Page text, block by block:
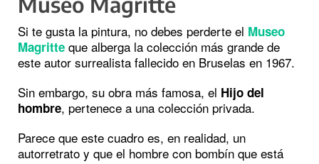
Si te gusta la pintura, no debes perderte el Museo
Magritte que alberga la colección más grande de
este autor surrealista fallecido en Bruselas en 1967.
Sin embargo, su obra más famosa, el Hijo del
hombre, pertenece a una colección privada.
Parece que este cuadro es, en realidad, un
autorretrato y que el hombre con bombín que está